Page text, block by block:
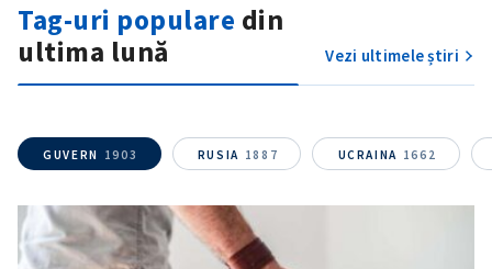
Tag-uri populare din
ultima lună
Vezi ultimele știri
GUVERN 1903 RUSIA 1887 UCRAINA 1662